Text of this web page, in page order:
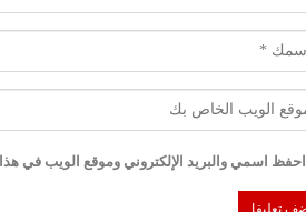
احفظ اسمي والبريد الإلكتروني وموقع الويب في